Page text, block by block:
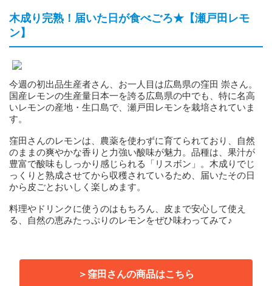
木成り完熟！届いた日が食べごろ★【瀬戸田レモ
ン】
今週の初出品生産者さん、お一人目は広島県の窪田 崇さん。
国産レモンの生産量日本一を誇る広島県の中でも、特に名高
いレモンの産地・生口島で、瀬戸田レモンを栽培されていま
す。
窪田さんのレモンは、農薬を使わずに育てられており、自然
のままの爽やかな香りと力強い酸味が魅力。品種は、果汁が
豊富で酸味もしっかり感じられる「リスボン」。木成りでじ
っくりと熟成させてから収穫されているため、届いたその日
から皮ごとおいしく楽しめます。
料理やドリンクに使うのはもちろん、皮まで安心して使え
る、自然の恵みたっぷりのレモンをぜひ味わってみて♪
＞窪田さんの商品はこちら